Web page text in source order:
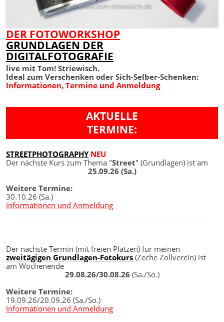
DER FOTOWORKSHOP
GRUNDLAGEN DER
DIGITALFOTOGRAFIE
live mit Tom! Striewisch.
Ideal zum Verschenken oder Sich-Selber-Schenken:
Informationen, Termine und Anmeldung
AKTUELLE
TERMINE:
STREETPHOTOGRAPHY NEU
Der nächste Kurs zum Thema "Street" (Grundlagen) ist am
25.09.26 (Sa.)
Weitere Termine:
30.10.26 (Sa.)
Informationen und Anmeldung
Der nächste Termin (mit freien Plätzen) für meinen
zweitägigen Grundlagen-Fotokurs (Zeche Zollverein) ist
am Wochenende
29.08.26/30.08.26 (Sa./So.)
Weitere Termine:
19.09.26/20.09.26 (Sa./So.)
Informationen und Anmeldung